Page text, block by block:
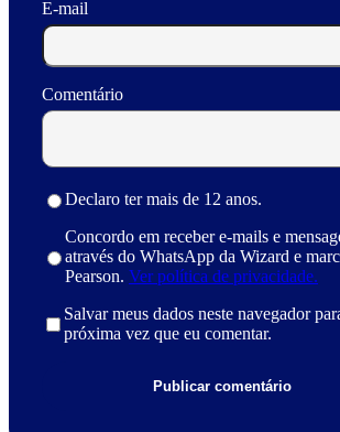
E-mail
Comentário
Declaro ter mais de 12 anos.
Concordo em receber e-mails e
através do WhatsApp da Wizard e
Pearson. Ver política de privacidade.
Salvar meus dados neste navegador
próxima vez que eu comentar.